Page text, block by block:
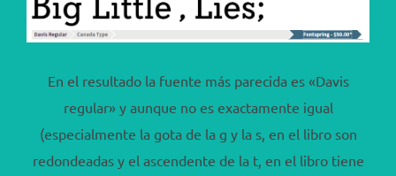
En el resultado la fuente más parecida es «Davis
regular» y aunque no es exactamente igual
(especialmente la gota de la g y la s, en el libro son
redondeadas y el ascendente de la t, en el libro tiene